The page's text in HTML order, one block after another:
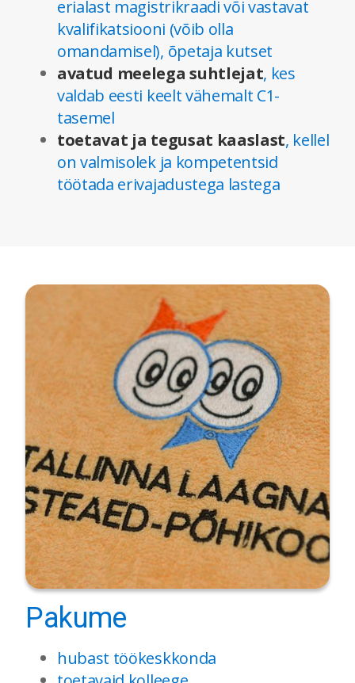
erialast magistrikraadi või vastavat
kvalifikatsiooni (võib olla
omandamisel), õpetaja kutset
avatud meelega suhtlejat, kes
valdab eesti keelt vähemalt C1-
tasemel
toetavat ja tegusat kaaslast, kellel
on valmisolek ja kompetentsid
töötada erivajadustega lastega
Pakume
hubast töökeskkonda